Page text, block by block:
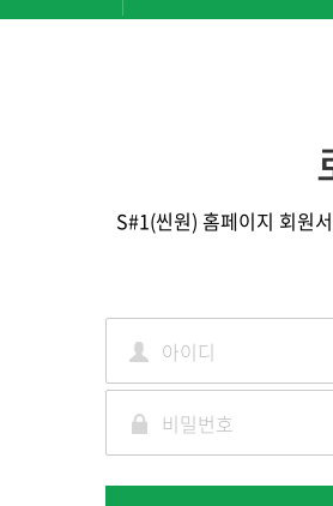
S#1(씬원) 홈페이지 회원